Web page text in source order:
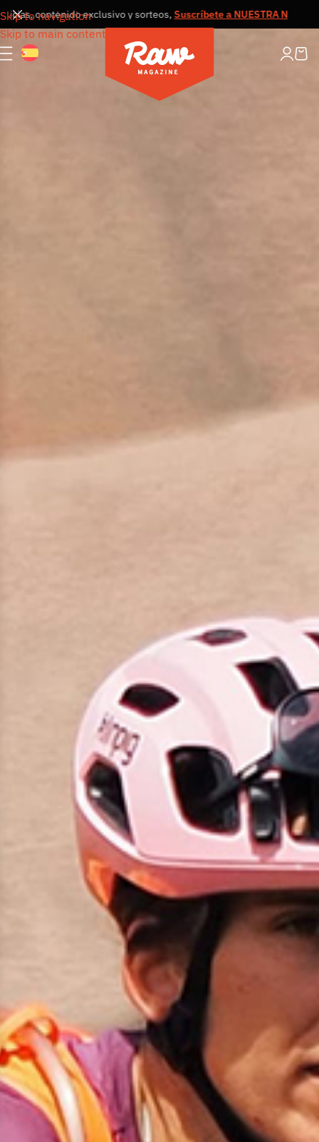
Skip to navigation
Skip to main content
contenido exclusivo y sorteos,Suscríbete a NUESTRA NEWSLETTER